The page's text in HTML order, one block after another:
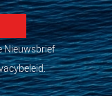
Nieuwsbrief